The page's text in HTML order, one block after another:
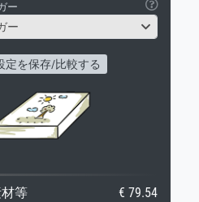
ー
ー
定を保存/比較する
等
€ 79.54